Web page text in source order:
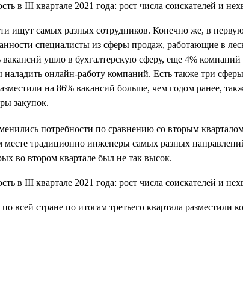
самых разных сотрудников. Конечно же, в
специалисты из сферы продаж, работающие в
ушло в бухгалтерскую сферу, еще 4%
онлайн-работу компаний. Есть также три
на 86% вакансий больше, чем годом ранее,
закупок.
потребности по сравнению со вторым
месте традиционно инженеры самых разных
во втором квартале был не так высок.
всей стране по итогам третьего квартала